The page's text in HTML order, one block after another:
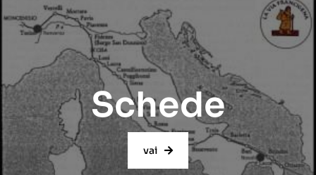
Schede
vai